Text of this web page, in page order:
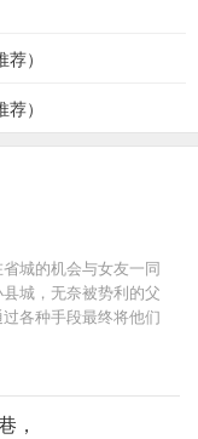
）
）
城的机会与女友一同
城，无奈被势利的父
各种手段最终将他们
，一路披荆斩棘，仕
了他仕途之初许下
红薯”的初心誓言。
，